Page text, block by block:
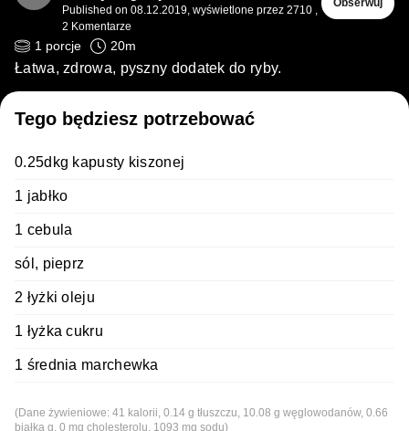
Published on 08.12.2019, wyświetlone przez 2710 ,
2 Komentarze
Obserwuj
1 porcje 20m
Łatwa, zdrowa, pyszny dodatek do ryby.
Tego będziesz potrzebować
0.25dkg kapusty kiszonej
1 jabłko
1 cebula
sól, pieprz
2 łyżki oleju
1 łyżka cukru
1 średnia marchewka
(Dane żywieniowe: 41 kalorii, 0.14 g tłuszczu, 10.08 g węglowodanów, 0.66
białka g, 0 mg cholesterolu, 1093 mg sodu)